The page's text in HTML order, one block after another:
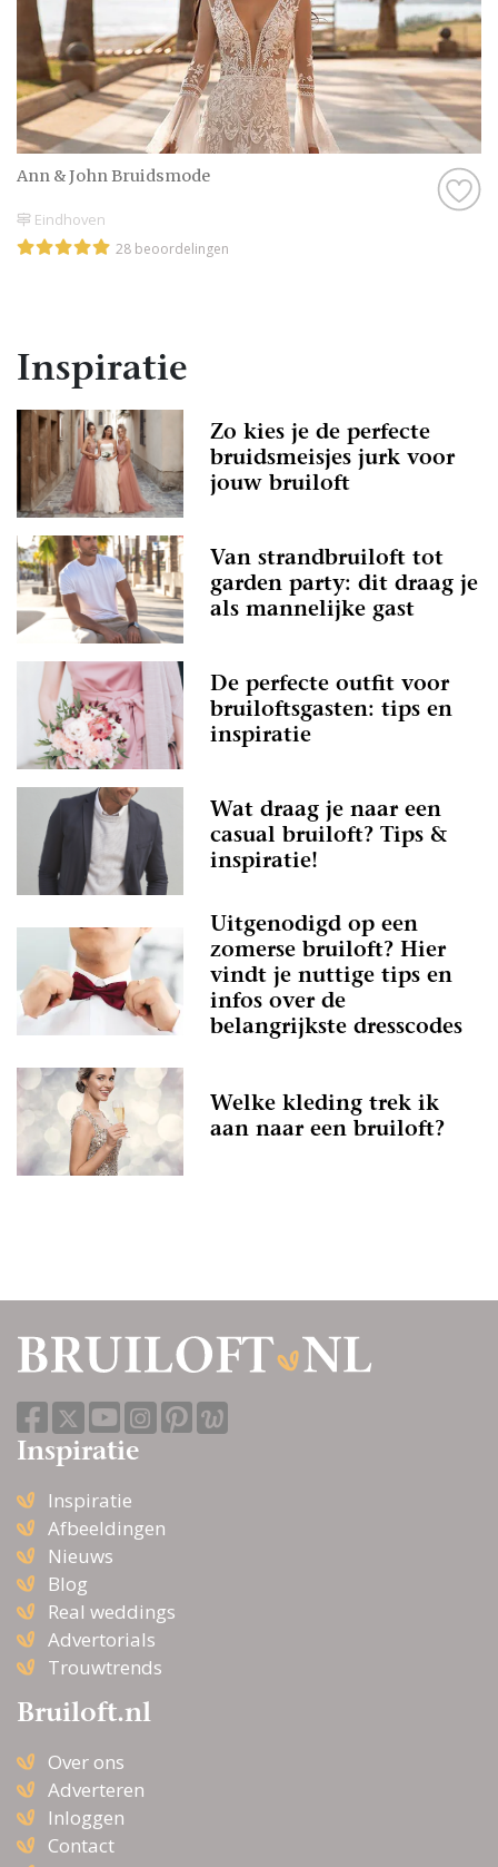
Ann & John Bruidsmode
Eindhoven
28 beoordelingen
Inspiratie
Zo kies je de perfecte
bruidsmeisjes jurk voor
jouw bruiloft
Van strandbruiloft tot
garden party: dit draag je
als mannelijke gast
De perfecte outfit voor
bruiloftsgasten: tips en
inspiratie
Wat draag je naar een
casual bruiloft? Tips &
inspiratie!
Uitgenodigd op een
zomerse bruiloft? Hier
vindt je nuttige tips en
infos over de
belangrijkste dresscodes
Welke kleding trek ik
aan naar een bruiloft?
Inspiratie
Inspiratie
Afbeeldingen
Nieuws
Blog
Real weddings
Advertorials
Trouwtrends
Bruiloft.nl
Over ons
Adverteren
Inloggen
Contact